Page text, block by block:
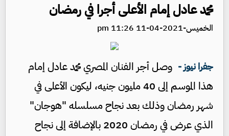
محمد عادل إمام الأعلى أجرا في رمضان
الخميس-2021-04-11 11:26 pm
جفرا نيوز - وصل أجر الفنان المصري محمد عادل إمام
هذا الموسم إلى 40 مليون جنيه، ليكون الأعلى في
شهر رمضان وذلك بعد نجاح مسلسله "هوجان"
الذي عرض في رمضان 2020 بالإضافة إلى نجاح